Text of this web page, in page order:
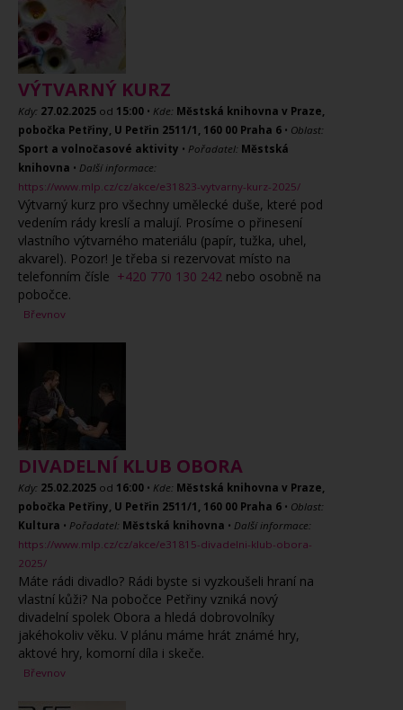
VÝTVARNÝ KURZ
Kdy: 27.02.2025 od 15:00 • Kde: Městská knihovna v Praze,
pobočka Petřiny, U Petřin 2511/1, 160 00 Praha 6 • Oblast:
Sport a volnočasové aktivity • Pořadatel: Městská
knihovna • Další informace:
https://www.mlp.cz/cz/akce/e31823-vytvarny-kurz-2025/
Výtvarný kurz pro všechny umělecké duše, které pod
vedením rády kreslí a malují. Prosíme o přinesení
vlastního výtvarného materiálu (papír, tužka, uhel,
akvarel). Pozor! Je třeba si rezervovat místo na
telefonním čísle +420 770 130 242 nebo osobně na
pobočce.
Břevnov
DIVADELNÍ KLUB OBORA
Kdy: 25.02.2025 od 16:00 • Kde: Městská knihovna v Praze,
pobočka Petřiny, U Petřin 2511/1, 160 00 Praha 6 • Oblast:
Kultura • Pořadatel: Městská knihovna • Další informace:
https://www.mlp.cz/cz/akce/e31815-divadelni-klub-obora-
2025/
Máte rádi divadlo? Rádi byste si vyzkoušeli hraní na
vlastní kůži? Na pobočce Petřiny vzniká nový
divadelní spolek Obora a hledá dobrovolníky
jakéhokoliv věku. V plánu máme hrát známé hry,
aktové hry, komorní díla i skeče.
Břevnov